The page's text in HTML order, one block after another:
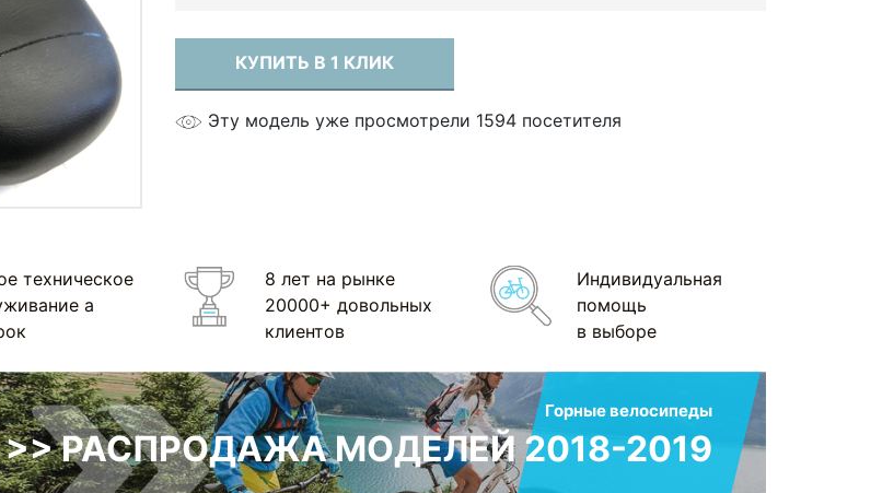
КУПИТЬ В 1 КЛИК
Эту модель уже просмотрели 1594 посетителя
техническое
а
8 лет на рынке
20000+ довольных
клиентов
Индивидуальная
помощь
в выборе
Горные велосипеды
>> РАСПРОДАЖА МОДЕЛЕЙ 2018-2019